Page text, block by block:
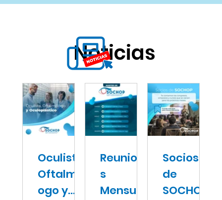
Oculista,
Oftalmól
ogo y
Reunione
s
Mensual
Socios
de
SOCHOP
Noticias